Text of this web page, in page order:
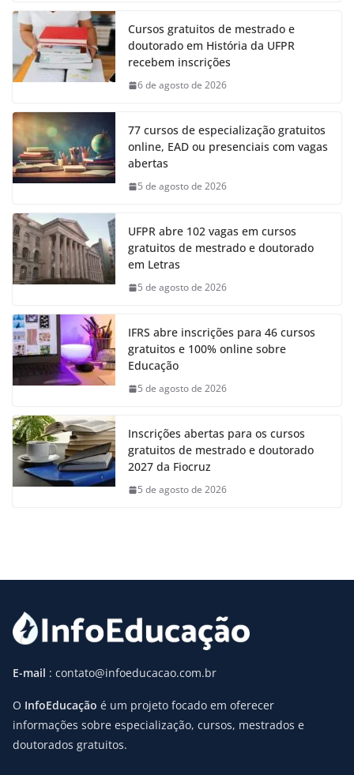
Cursos gratuitos de mestrado e
doutorado em História da UFPR
recebem inscrições
6 de agosto de 2026
77 cursos de especialização gratuitos
online, EAD ou presenciais com vagas
abertas
5 de agosto de 2026
UFPR abre 102 vagas em cursos
gratuitos de mestrado e doutorado
em Letras
5 de agosto de 2026
IFRS abre inscrições para 46 cursos
gratuitos e 100% online sobre
Educação
5 de agosto de 2026
Inscrições abertas para os cursos
gratuitos de mestrado e doutorado
2027 da Fiocruz
5 de agosto de 2026
E-mail : contato@infoeducacao.com.br
O InfoEducação é um projeto focado em oferecer
informações sobre especialização, cursos, mestrados e
doutorados gratuitos.